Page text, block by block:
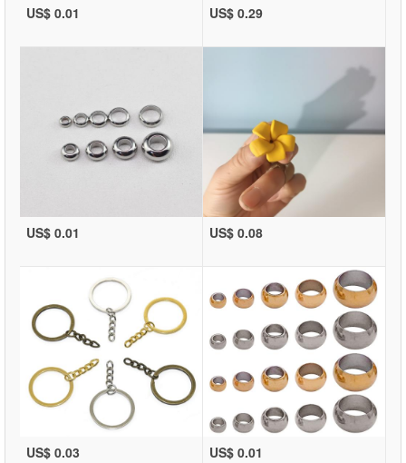
US$ 0.01 US$ 0.29
US$ 0.01 US$ 0.08
US$ 0.03 US$ 0.01